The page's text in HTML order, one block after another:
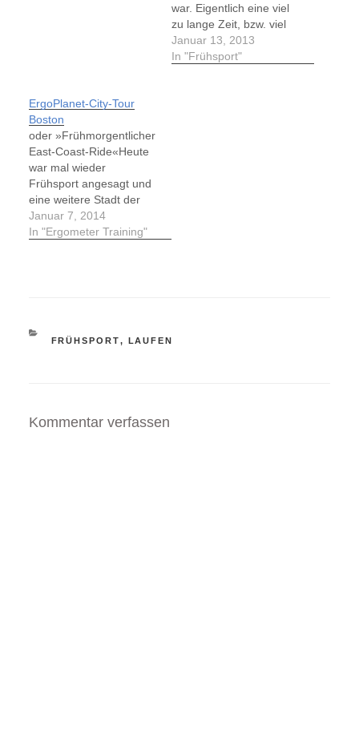
war. Eigentlich eine viel
zu lange Zeit, bzw. viel
zu wenig Trainingsreize.
So freute ich mich
Januar 13, 2013
In "Frühsport"
ErgoPlanet-City-Tour
Boston
oder »Frühmorgentlicher
East-Coast-Ride«Heute
war mal wieder
Frühsport angesagt und
eine weitere Stadt der
ErgoBike City Touren
standen auf dem
momentan im echten
Leben, unter einer
Januar 7, 2014
In "Ergometer Training"
KATEGORIEN
FRÜHSPORT, LAUFEN
Kommentar verfassen